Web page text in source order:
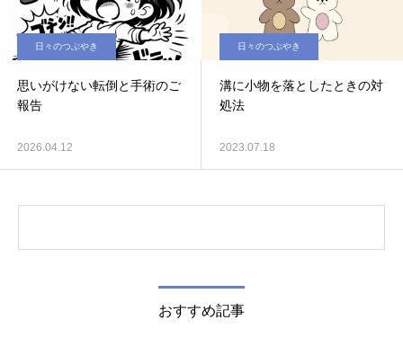
日々のつぶやき
思いがけない転倒と手術のご
報告
2026.04.12
日々のつぶやき
溝に小物を落としたときの対
処法
2023.07.18
おすすめ記事